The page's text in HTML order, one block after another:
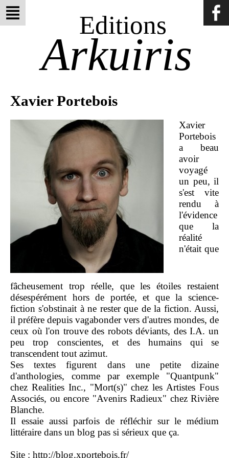
Editions
Arkuiris
Xavier Portebois
Xavier
Portebois
a beau
avoir
voyagé
un peu, il
s'est vite
rendu à
l'évidence
que la
réalité
n'était que
fâcheusement trop réelle, que les étoiles restaient
désespérément hors de portée, et que la science-
fiction s'obstinait à ne rester que de la fiction. Aussi,
il préfère depuis vagabonder vers d'autres mondes, de
ceux où l'on trouve des robots déviants, des I.A. un
peu trop conscientes, et des humains qui se
transcendent tout azimut.
Ses textes figurent dans une petite dizaine
d'anthologies, comme par exemple "Quantpunk"
chez Realities Inc., "Mort(s)" chez les Artistes Fous
Associés, ou encore "Avenirs Radieux" chez Rivière
Blanche.
Il essaie aussi parfois de réfléchir sur le médium
littéraire dans un blog pas si sérieux que ça.
Site : http://blog.xportebois.fr/